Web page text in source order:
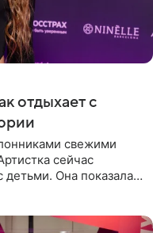
отдыхает с
свежими
сейчас
детьми. Она показала,